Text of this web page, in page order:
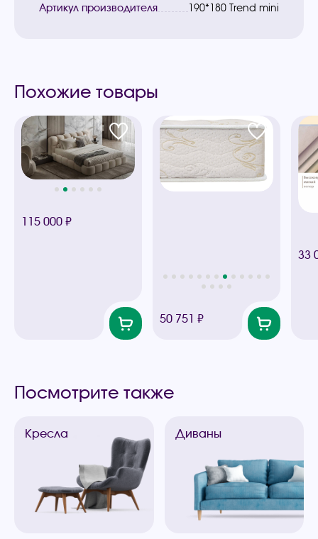
Артикул производителя
190*180 Trend mini
Похожие товары
115 000 ₽
50 751 ₽
33
Посмотрите также
Кресла Диваны